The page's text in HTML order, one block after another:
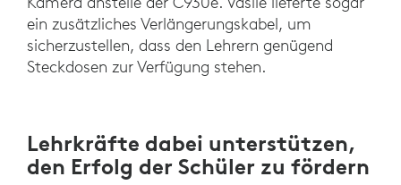
ein zusätzliches Verlängerungskabel, um
sicherzustellen, dass den Lehrern genügend
Steckdosen zur Verfügung stehen.
Lehrkräfte dabei unterstützen,
den Erfolg der Schüler zu fördern